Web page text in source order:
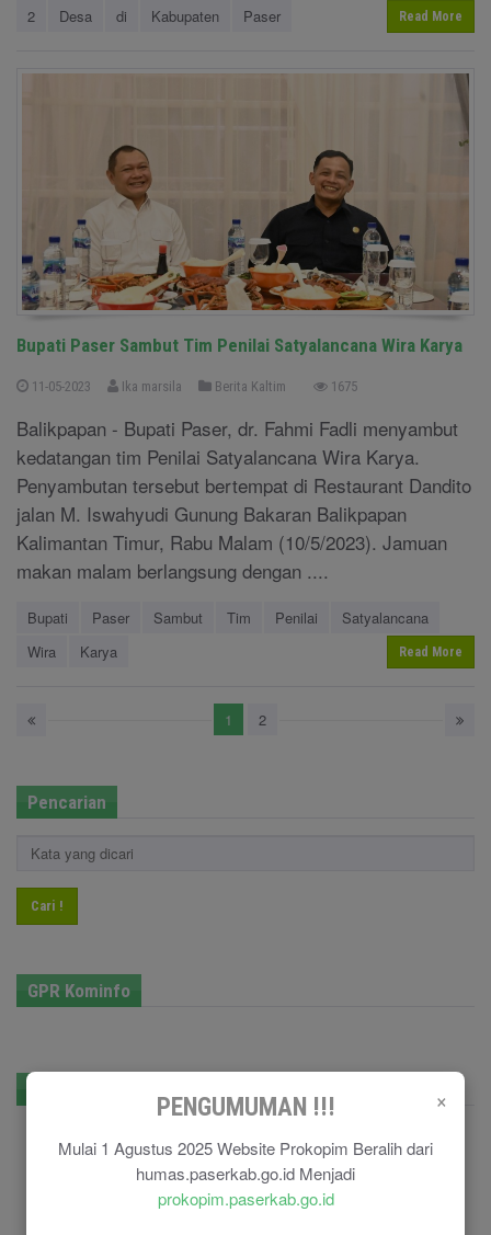
×
PENGUMUMAN !!!
Mulai 1 Agustus 2025 Website Prokopim Beralih dari
humas.paserkab.go.id Menjadi
prokopim.paserkab.go.id
2
Desa di Kabupaten Paser Read More
Bupati Paser Sambut Tim Penilai Satyalancana Wira Karya
11-05-2023 Ika marsila Berita Kaltim 1675
Balikpapan - Bupati Paser, dr. Fahmi Fadli menyambut
kedatangan tim Penilai Satyalancana Wira Karya.
Penyambutan tersebut bertempat di Restaurant Dandito
jalan M. Iswahyudi Gunung Bakaran Balikpapan
Kalimantan Timur, Rabu Malam (10/5/2023). Jamuan
makan malam berlangsung dengan ....
Bupati Paser Sambut Tim Penilai
Satyalancana
Wira
Karya Read More
1 2
Pencarian
Cari !
GPR Kominfo